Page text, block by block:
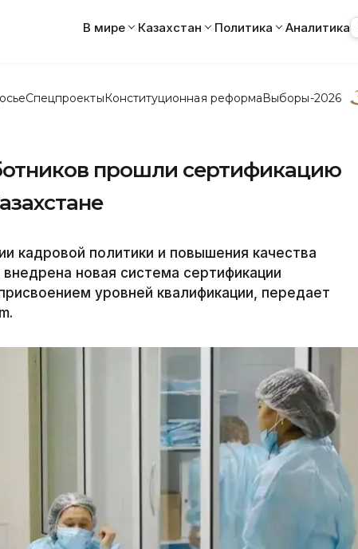
В мире Казахстан Политика Аналитика
СпецпроектыКонституционная реформаВыборы-2026
прошли сертификацию
кадровой политики и повышения качества
новая система сертификации
уровней квалификации, передает